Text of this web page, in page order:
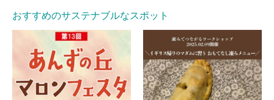
おすすめのサステナブルなスポット